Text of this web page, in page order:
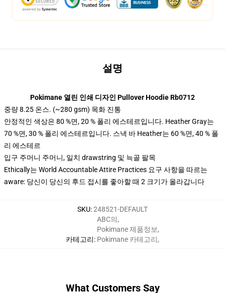
설명
Pokimane 열린 인쇄 디자인 Pullover Hoodie Rb0712
중량 8.25 온스. (~280 gsm) 목화 진통
안정적인 색상은 80 %면, 20 % 폴리 에스테르입니다. Heather Gray는
70 %면, 30 % 폴리 에스테르입니다. 스낵 바 Heather는 60 %면, 40 % 폴
리 에스테르
입구 주머니 주머니, 일치 drawstring 및 늑골 팔목
Ethically는 World Accountable Attire Practices 요구 사항을 따르는
aware: 당신이 당신의 후드 접시를 좋아할 때 2 크기가 올라갑니다
SKU:248521-DEFAULT
카테고리:
ABC의,
Pokimane 제품정보,
Pokimane 카테고리,
What Customers Say